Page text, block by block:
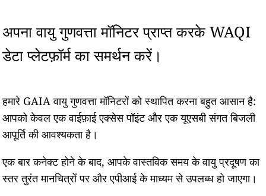
अपना वायु गुणवत्ता मॉनिटर प्राप्त करके WAQI
डेटा प्लेटफ़ॉर्म का समर्थन करें।
हमारे GAIA वायु गुणवत्ता मॉनिटरों को स्थापित करना बहुत आसान है:
आपको केवल एक वाईफ़ाई एक्सेस पॉइंट और एक यूएसबी संगत बिजली
आपूर्ति की आवश्यकता है।
एक बार कनेक्ट होने के बाद, आपके वास्तविक समय के वायु प्रदूषण का
स्तर तुरंत मानचित्रों पर और एपीआई के माध्यम से उपलब्ध हो जाएगा।